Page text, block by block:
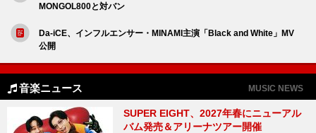
MONGOL800と対バン
Da-iCE、インフルエンサー・MINAMI主演「Black and White」MV
公開
音楽ニュース MUSIC NEWS
SUPER EIGHT、2027年春にニューアル
バム発売＆アリーナツアー開催